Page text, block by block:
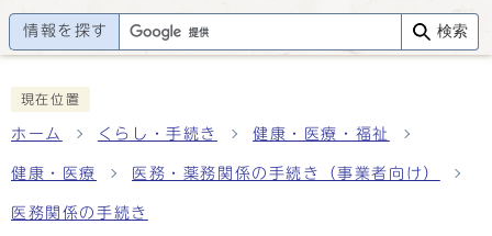
情報を探す 検索
現在位置
ホーム くらし・手続き 健康・医療・福祉
健康・医療 医務・薬務関係の手続き（事業者向け）
医務関係の手続き